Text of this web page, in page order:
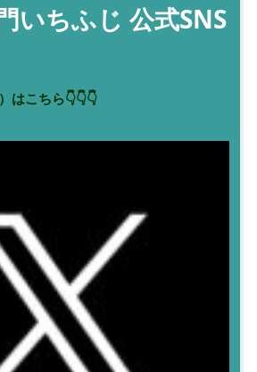
いちふじ 公式SNS
はこちら👇👇👇